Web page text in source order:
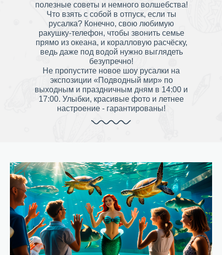
полезные советы и немного волшебства!
Что взять с собой в отпуск, если ты
русалка? Конечно, свою любимую
ракушку-телефон, чтобы звонить семье
прямо из океана, и коралловую расчёску,
ведь даже под водой нужно выглядеть
безупречно!
Не пропустите новое шоу русалки на
экспозиции «Подводный мир» по
выходным и праздничным дням в 14:00 и
17:00. Улыбки, красивые фото и летнее
настроение - гарантированы!